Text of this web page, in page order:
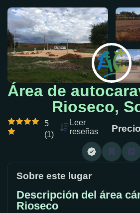
Área de
Rioseco,
5
(1)
Leer
reseñas
Sobre este lugar
Descripción del área
Rioseco